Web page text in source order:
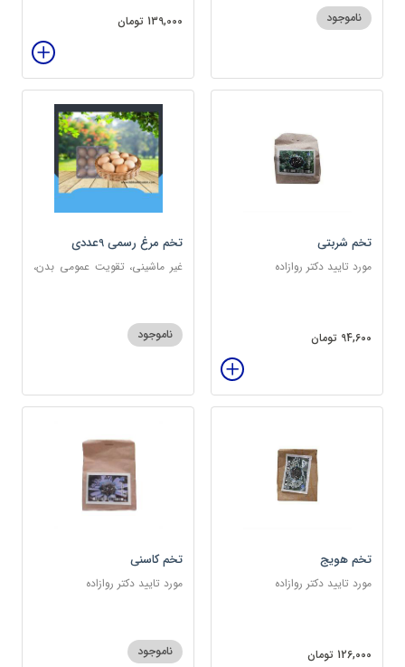
ناموجود 139,000 تومان
تخم شربتی
مورد تایید دکتر روازاده
94,600 تومان
تخم مرغ رسمی 9عددی
غیر ماشینی، تقویت عمومی بدن،
ناموجود
تخم هویج
مورد تایید دکتر روازاده
126,000 تومان
تخم کاسنی
مورد تایید دکتر روازاده
ناموجود